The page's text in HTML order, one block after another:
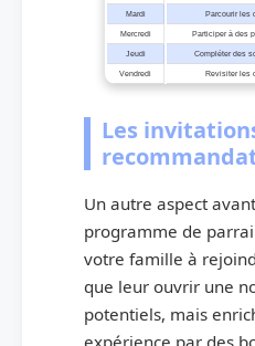
Mardi Parcourir les
Mercredi Participer à des
Jeudi Compléter des
Vendredi Revisiter les
Les
Un autre aspect
programme de
votre famille à
que leur ouvrir une
potentiels, mais